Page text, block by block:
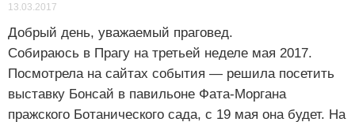
13.03.2017
Добрый день, уважаемый праговед.
Собираюсь в Прагу на третьей неделе мая 2017.
Посмотрела на сайтах события — решила посетить
выставку Бонсай в павильоне Фата-Моргана
пражского Ботанического сада, с 19 мая она будет. На